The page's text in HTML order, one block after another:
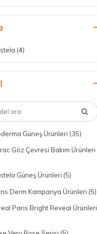
(4)
Güneş Ürünleri (35)
Göz Çevresi Bakım Ürünleri
Güneş Ürünleri (5)
Derm Kampanya Ürünleri (5)
Paris Bright Reveal Ürünleri